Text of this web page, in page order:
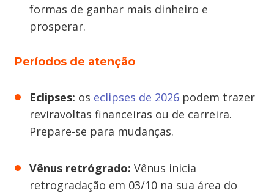
formas de ganhar mais dinheiro e
prosperar.
Períodos de atenção
Eclipses: os eclipses de 2026 podem trazer
reviravoltas financeiras ou de carreira.
Prepare-se para mudanças.
Vênus retrógrado: Vênus inicia
retrogradação em 03/10 na sua área do